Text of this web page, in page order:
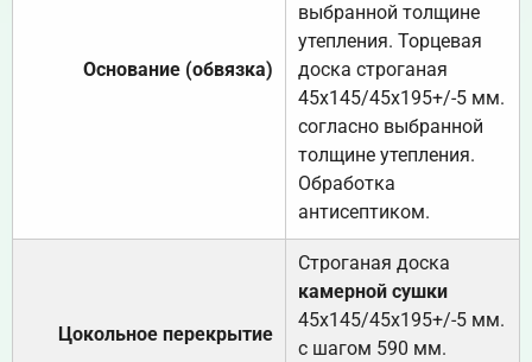
Основание (обвязка)
выбранной толщине
утепления. Торцевая
доска строганая
45х145/45х195+/-5 мм.
согласно выбранной
толщине утепления.
Обработка
антисептиком.
Цокольное перекрытие
Строганая доска
камерной сушки
45х145/45х195+/-5 мм.
с шагом 590 мм.